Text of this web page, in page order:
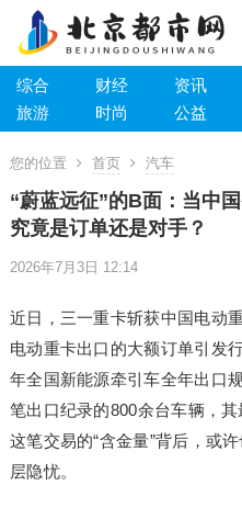
综合 财经 资讯
旅游
时尚 公益
您的位置 首页 汽车
“蔚蓝远征”的B面：当中
究竟是订单还是对手？
2026年7月3日 12:14
近日，三一重卡斩获中国电动
电动重卡出口的大额订单引发
年全国新能源牵引车全年出口
笔出口纪录的800余台车辆，
这笔交易的“含金量”背后，或
层隐忧。